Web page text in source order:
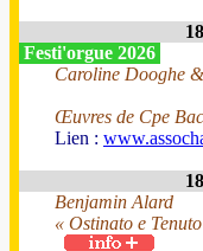
Festi'orgue 2026
Caroline Dooghe
Œuvres de Cpe
Lien :
Benjamin Alard
« Ostinato e